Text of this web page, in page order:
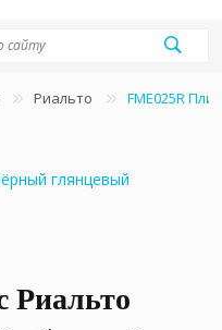
Риальто FME025R
Риальто